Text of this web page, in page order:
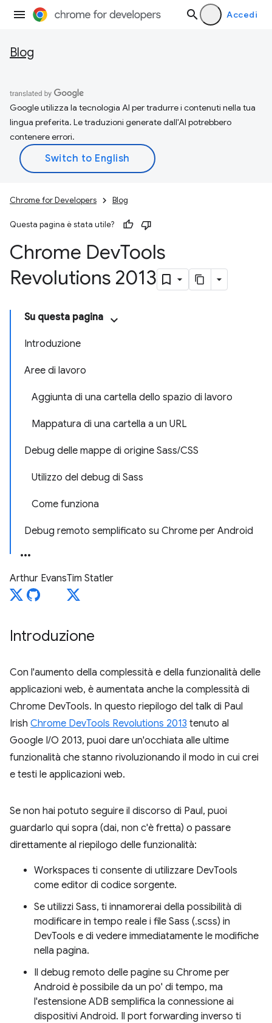
Accedi
Blog
Google utilizza la tecnologia AI per tradurre i contenuti nella tua
lingua preferita. Le traduzioni generate dall'AI potrebbero
contenere errori.
Chrome for Developers Blog
Questa pagina è stata utile?
Chrome DevTools
Revolutions 2013
Su questa pagina
Introduzione
Aree di lavoro
Aggiunta di una cartella dello spazio di lavoro
Mappatura di una cartella a un URL
Debug delle mappe di origine Sass/CSS
Utilizzo del debug di Sass
Come funziona
Debug remoto semplificato su Chrome per Android
Arthur EvansTim Statler
Introduzione
Con l'aumento della complessità e della funzionalità delle
applicazioni web, è aumentata anche la complessità di
Chrome DevTools. In questo riepilogo del talk di Paul
Irish Chrome DevTools Revolutions 2013 tenuto al
Google I/O 2013, puoi dare un'occhiata alle ultime
funzionalità che stanno rivoluzionando il modo in cui crei
e testi le applicazioni web.
Se non hai potuto seguire il discorso di Paul, puoi
guardarlo qui sopra (dai, non c'è fretta) o passare
direttamente al riepilogo delle funzionalità:
Workspaces ti consente di utilizzare DevTools
come editor di codice sorgente.
Se utilizzi Sass, ti innamorerai della possibilità di
modificare in tempo reale i file Sass (.scss) in
DevTools e di vedere immediatamente le modifiche
nella pagina.
Il debug remoto delle pagine su Chrome per
Android è possibile da un po' di tempo, ma
l'estensione ADB semplifica la connessione ai
dispositivi Android. Il port forwarding inverso ti